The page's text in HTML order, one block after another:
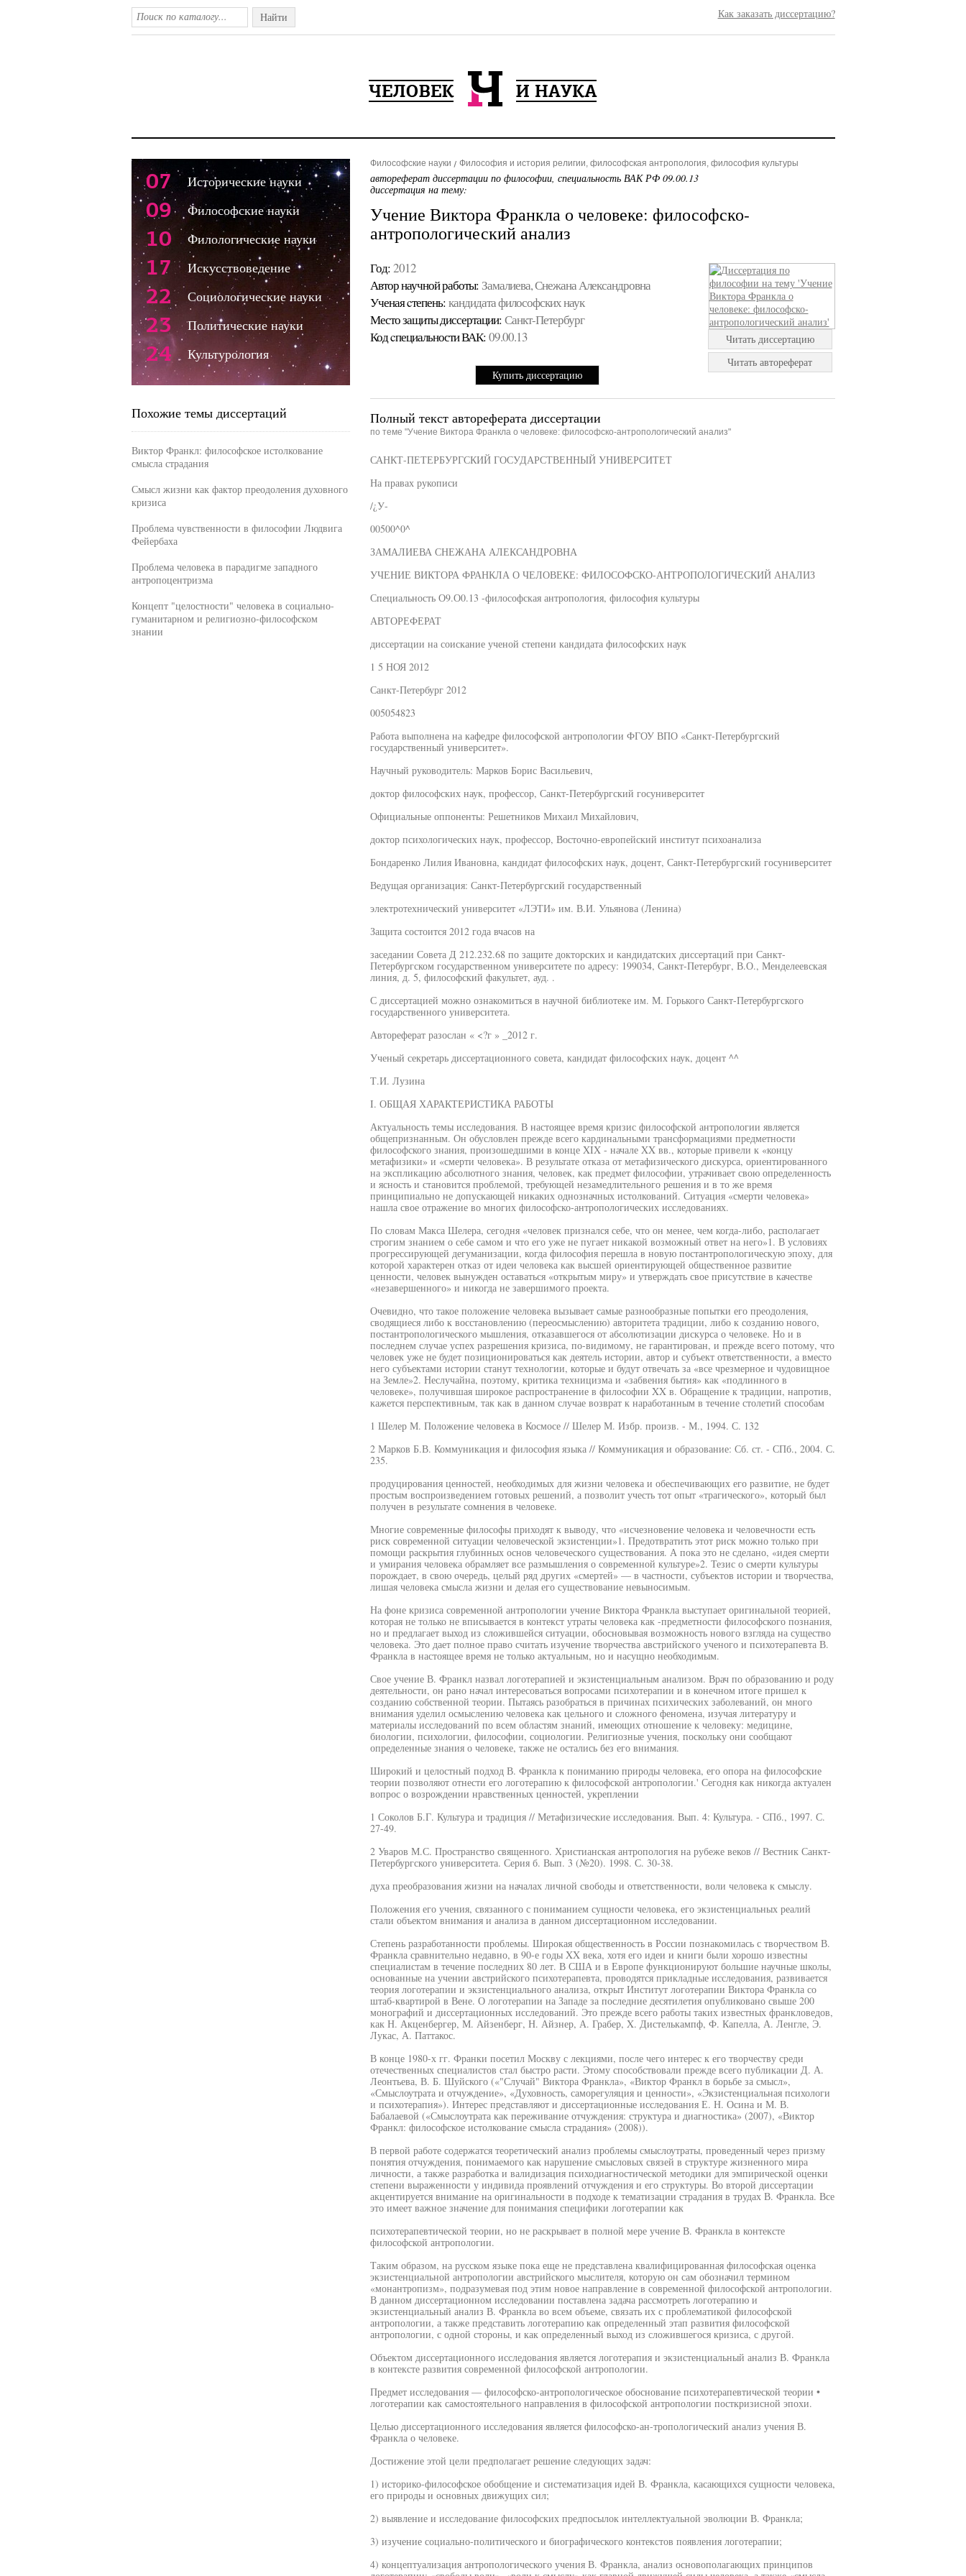
Найти Как заказать диссертацию?
Философские науки Философия и история религии, философская антропология, философия культуры
автореферат диссертации по философии, специальность ВАК РФ 09.00.13
диссертация на тему:
Учение Виктора Франкла о человеке: философско-
антропологический анализ
Год: 2012
Автор научной работы: Замалиева, Снежана Александровна
Ученая cтепень: кандидата философских наук
Место защиты диссертации: Санкт-Петербург
Код cпециальности ВАК: 09.00.13
Купить диссертацию
Читать диссертацию
Читать автореферат
Полный текст автореферата диссертации
по теме "Учение Виктора Франкла о человеке: философско-антропологический анализ"
САНКТ-ПЕТЕРБУРГСКИЙ ГОСУДАРСТВЕННЫЙ УНИВЕРСИТЕТ
На правах рукописи
/¿У-
00500^0^
ЗАМАЛИЕВА СНЕЖАНА АЛЕКСАНДРОВНА
УЧЕНИЕ ВИКТОРА ФРАНКЛА О ЧЕЛОВЕКЕ: ФИЛОСОФСКО-АНТРОПОЛОГИЧЕСКИЙ АНАЛИЗ
Специальность О9.О0.13 -философская антропология, философия культуры
АВТОРЕФЕРАТ
диссертации на соискание ученой степени кандидата философских наук
1 5 НОЯ 2012
Санкт-Петербург 2012
005054823
Работа выполнена на кафедре философской антропологии ФГОУ ВПО «Санкт-Петербургский
государственный университет».
Научный руководитель: Марков Борис Васильевич,
доктор философских наук, профессор, Санкт-Петербургский госуниверситет
Официальные оппоненты: Решетников Михаил Михайлович,
доктор психологических наук, профессор, Восточно-европейский институт психоанализа
Бондаренко Лилия Ивановна, кандидат философских наук, доцент, Санкт-Петербургский госуниверситет
Ведущая организация: Санкт-Петербургский государственный
электротехнический университет «ЛЭТИ» им. В.И. Ульянова (Ленина)
Защита состоится 2012 года вчасов на
заседании Совета Д 212.232.68 по защите докторских и кандидатских диссертаций при Санкт-
Петербургском государственном университете по адресу: 199034, Санкт-Петербург, В.О., Менделеевская
линия, д. 5, философский факультет, ауд. .
С диссертацией можно ознакомиться в научной библиотеке им. М. Горького Санкт-Петербургского
государственного университета.
Автореферат разослан « <?г » _2012 г.
Ученый секретарь диссертационного совета, кандидат философских наук, доцент ^^
Т.И. Лузина
I. ОБЩАЯ ХАРАКТЕРИСТИКА РАБОТЫ
Актуальность темы исследования. В настоящее время кризис философской антропологии является
общепризнанным. Он обусловлен прежде всего кардинальными трансформациями предметности
философского знания, произошедшими в конце XIX - начале XX вв., которые привели к «концу
метафизики» и «смерти человека». В результате отказа от метафизического дискурса, ориентированного
на экспликацию абсолютного знания, человек, как предмет философии, утрачивает свою определенность
и ясность и становится проблемой, требующей незамедлительного решения и в то же время
принципиально не допускающей никаких однозначных истолкований. Ситуация «смерти человека»
нашла свое отражение во многих философско-антропологических исследованиях.
По словам Макса Шелера, сегодня «человек признался себе, что он менее, чем когда-либо, располагает
строгим знанием о себе самом и что его уже не пугает никакой возможный ответ на него»1. В условиях
прогрессирующей дегуманизации, когда философия перешла в новую постантропологическую эпоху, для
которой характерен отказ от идеи человека как высшей ориентирующей общественное развитие
ценности, человек вынужден оставаться «открытым миру» и утверждать свое присутствие в качестве
«незавершенного» и никогда не завершимого проекта.
Очевидно, что такое положение человека вызывает самые разнообразные попытки его преодоления,
сводящиеся либо к восстановлению (переосмыслению) авторитета традиции, либо к созданию нового,
постантропологического мышления, отказавшегося от абсолютизации дискурса о человеке. Но и в
последнем случае успех разрешения кризиса, по-видимому, не гарантирован, и прежде всего потому, что
человек уже не будет позиционироваться как деятель истории, автор и субъект ответственности, а вместо
него субъектами истории станут технологии, которые и будут отвечать за «все чрезмерное и чудовищное
на Земле»2. Неслучайна, поэтому, критика техницизма и «забвения бытия» как «подлинного в
человеке», получившая широкое распространение в философии XX в. Обращение к традиции, напротив,
кажется перспективным, так как в данном случае возврат к наработанным в течение столетий способам
1 Шелер М. Положение человека в Космосе // Шелер М. Избр. произв. - М., 1994. С. 132
2 Марков Б.В. Коммуникация и философия языка // Коммуникация и образование: Сб. ст. - СПб., 2004. С.
235.
продуцирования ценностей, необходимых для жизни человека и обеспечивающих его развитие, не будет
простым воспроизведением готовых решений, а позволит учесть тот опыт «трагического», который был
получен в результате сомнения в человеке.
Многие современные философы приходят к выводу, что «исчезновение человека и человечности есть
риск современной ситуации человеческой экзистенции»1. Предотвратить этот риск можно только при
помощи раскрытия глубинных основ человеческого существования. А пока это не сделано, «идея смерти
и умирания человека обрамляет все размышления о современной культуре»2. Тезис о смерти культуры
порождает, в свою очередь, целый ряд других «смертей» — в частности, субъектов истории и творчества,
лишая человека смысла жизни и делая его существование невыносимым.
На фоне кризиса современной антропологии учение Виктора Франкла выступает оригинальной теорией,
которая не только не вписывается в контекст утраты человека как -предметности философского познания,
но и предлагает выход из сложившейся ситуации, обосновывая возможность нового взгляда на существо
человека. Это дает полное право считать изучение творчества австрийского ученого и психотерапевта В.
Франкла в настоящее время не только актуальным, но и насущно необходимым.
Свое учение В. Франкл назвал логотерапией и экзистенциальным анализом. Врач по образованию и роду
деятельности, он рано начал интересоваться вопросами психотерапии и в конечном итоге пришел к
созданию собственной теории. Пытаясь разобраться в причинах психических заболеваний, он много
внимания уделил осмыслению человека как цельного и сложного феномена, изучая литературу и
материалы исследований по всем областям знаний, имеющих отношение к человеку: медицине,
биологии, психологии, философии, социологии. Религиозные учения, поскольку они сообщают
определенные знания о человеке, также не остались без его внимания.
Широкий и целостный подход В. Франкла к пониманию природы человека, его опора на философские
теории позволяют отнести его логотерапию к философской антропологии.' Сегодня как никогда актуален
вопрос о возрождении нравственных ценностей, укреплении
1 Соколов Б.Г. Культура и традиция // Метафизические исследования. Вып. 4: Культура. - СПб., 1997. С.
27-49.
2 Уваров М.С. Пространство священного. Христианская антропология на рубеже веков // Вестник Санкт-
Петербургского университета. Серия б. Вып. 3 (№20). 1998. С. 30-38.
духа преобразования жизни на началах личной свободы и ответственности, воли человека к смыслу.
Положения его учения, связанного с пониманием сущности человека, его экзистенциальных реалий
стали объектом внимания и анализа в данном диссертационном исследовании.
Степень разработанности проблемы. Широкая общественность в России познакомилась с творчеством В.
Франкла сравнительно недавно, в 90-е годы XX века, хотя его идеи и книги были хорошо известны
специалистам в течение последних 80 лет. В США и в Европе функционируют большие научные школы,
основанные на учении австрийского психотерапевта, проводятся прикладные исследования, развивается
теория логотерапии и экзистенциального анализа, открыт Институт логотерапии Виктора Франкла со
штаб-квартирой в Вене. О логотерапии на Западе за последние десятилетия опубликовано свыше 200
монографий и диссертационных исследований. Это прежде всего работы таких известных франкловедов,
как Н. Акценбергер, М. Айзенберг, Н. Айзнер, А. Грабер, X. Дистелькампф, Ф. Капелла, А. Ленгле, Э.
Лукас, А. Паттакос.
В конце 1980-х гг. Франки посетил Москву с лекциями, после чего интерес к его творчеству среди
отечественных специалистов стал быстро расти. Этому способствовали прежде всего публикации Д. А.
Леонтьева, В. Б. Шуйского («"Случай" Виктора Франкла», «Виктор Франкл в борьбе за смысл»,
«Смыслоутрата и отчуждение», «Духовность, саморегуляция и ценности», «Экзистенциальная психологи
и психотерапия»). Интерес представляют и диссертационные исследования Е. Н. Осина и М. В.
Бабалаевой («Смыслоутрата как переживание отчуждения: структура и диагностика» (2007), «Виктор
Франкл: философское истолкование смысла страдания» (2008)).
В первой работе содержатся теоретический анализ проблемы смыслоутраты, проведенный через призму
понятия отчуждения, понимаемого как нарушение смысловых связей в структуре жизненного мира
личности, а также разработка и валидизация психодиагностической методики для эмпирической оценки
степени выраженности у индивида проявлений отчуждения и его структуры. Во второй диссертации
акцентируется внимание на оригинальности в подходе к тематизации страдания в трудах В. Франкла. Все
это имеет важное значение для понимания специфики логотерапии как
психотерапевтической теории, но не раскрывает в полной мере учение В. Франкла в контексте
философской антропологии.
Таким образом, на русском языке пока еще не представлена квалифицированная философская оценка
экзистенциальной антропологии австрийского мыслителя, которую он сам обозначил термином
«монантропизм», подразумевая под этим новое направление в современной философской антропологии.
В данном диссертационном исследовании поставлена задача рассмотреть логотерапию и
экзистенциальный анализ В. Франкла во всем объеме, связать их с проблематикой философской
антропологии, а также представить логотерапию как определенный этап развития философской
антропологии, с одной стороны, и как определенный выход из сложившегося кризиса, с другой.
Объектом диссертационного исследования является логотерапия и экзистенциальный анализ В. Франкла
в контексте развития современной философской антропологии.
Предмет исследования — философско-антропологическое обоснование психотерапевтической теории •
логотерапии как самостоятельного направления в философской антропологии посткризисной эпохи.
Целью диссертационного исследования является философско-ан-тропологический анализ учения В.
Франкла о человеке.
Достижение этой цели предполагает решение следующих задач:
1) историко-философское обобщение и систематизация идей В. Франкла, касающихся сущности человека,
его природы и основных движущих сил;
2) выявление и исследование философских предпосылок интеллектуальной эволюции В. Франкла;
3) изучение социально-политического и биографического контекстов появления логотерапии;
4) концептуализация антропологического учения В. Франкла, анализ основополагающих принципов
07 Исторические науки
09 Философские науки
10 Филологические науки
17 Искусствоведение
22 Социологические науки
23 Политические науки
24 Культурология
Похожие темы диссертаций
Виктор Франкл: философское истолкование
смысла страдания
Смысл жизни как фактор преодоления духовного
кризиса
Проблема чувственности в философии Людвига
Фейербаха
Проблема человека в парадигме западного
антропоцентризма
Концепт "целостности" человека в социально-
гуманитарном и религиозно-философском
знании